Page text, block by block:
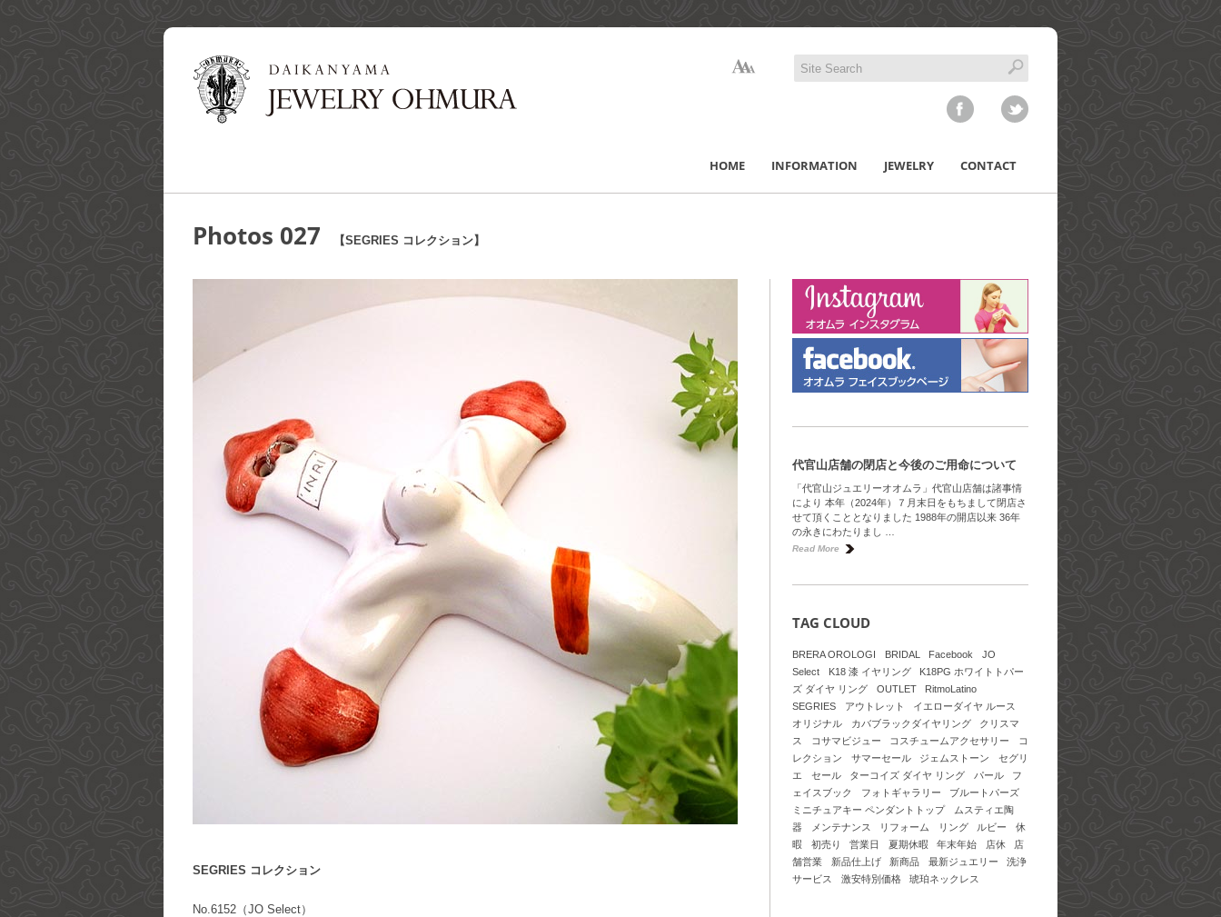
HOME INFORMATION JEWELRY CONTACT
Photos 027 【SEGRIES コレクション】
SEGRIES コレクション
No.6152（JO Select）
代官山店舗の閉店と今後のご用命について
「代官山ジュエリーオオムラ」代官山店舗は諸事情
により 本年（2024年）７月末日をもちまして閉店さ
せて頂くこととなりました 1988年の開店以来 36年
の永きにわたりまし …
Read More
TAG CLOUD
BRERA OROLOGI BRIDAL Facebook
JO
Select
K18 漆 イヤリング
K18PG ホワイトトパー
ズ ダイヤ リング
OUTLET
RitmoLatino
SEGRIES
アウトレット
イエローダイヤ ルース
オリジナル
カバブラックダイヤリング
クリスマ
ス
コサマビジュー コスチュームアクセサリー
コ
レクション
サマーセール ジェムストーン
セグリ
エ
セール ターコイズ ダイヤ リング パール
フ
ェイスブック
フォトギャラリー
ブルートパーズ
ミニチュアキー ペンダントトップ
ムスティエ陶
器
メンテナンス リフォーム リング ルビー
休
暇
初売り 営業日 夏期休暇 年末年始 店休
店
舗営業
新品仕上げ 新商品 最新ジュエリー
洗浄
サービス
激安特別価格 琥珀ネックレス